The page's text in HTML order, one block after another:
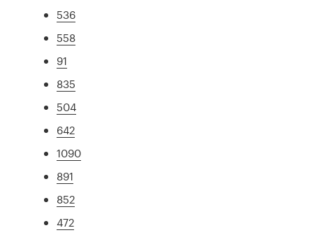
536
558
91
835
504
642
1090
891
852
472